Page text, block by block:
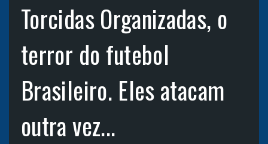
Torcidas Organizadas, o
terror do futebol
Brasileiro. Eles atacam
outra vez...